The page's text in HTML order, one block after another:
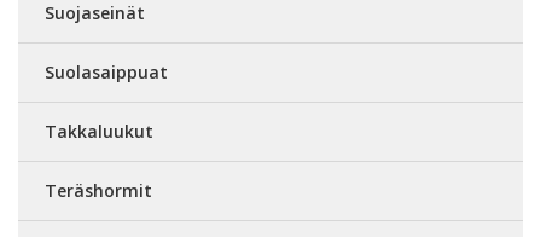
Suojaseinät
Suolasaippuat
Takkaluukut
Teräshormit